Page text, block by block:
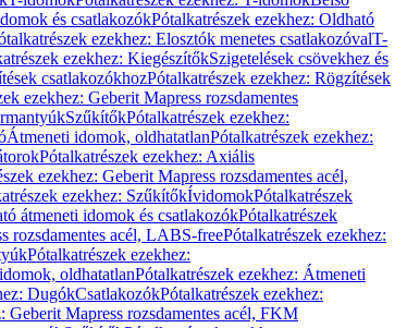
és csatlakozókPótalkatrészek ezekhez: Oldható
ezekhez: Elosztók menetes csatlakozóvalT-
ezekhez: KiegészítőkSzigetelések csövekhez és
csatlakozókhozPótalkatrészek ezekhez: Rögzítések
ezekhez: Geberit Mapress rozsdamentes
SzűkítőkPótalkatrészek ezekhez:
Átmeneti idomok, oldhatatlanPótalkatrészek ezekhez:
Pótalkatrészek ezekhez: Axiális
ezekhez: Geberit Mapress rozsdamentes acél,
ezekhez: SzűkítőkÍvidomokPótalkatrészek
átmeneti idomok és csatlakozókPótalkatrészek
rozsdamentes acél, LABS-freePótalkatrészek ezekhez:
Pótalkatrészek ezekhez:
oldhatatlanPótalkatrészek ezekhez: Átmeneti
DugókCsatlakozókPótalkatrészek ezekhez:
Geberit Mapress rozsdamentes acél, FKM